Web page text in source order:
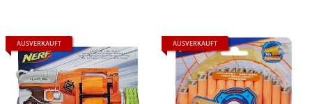
AUSVERKAUFT AUSVERKAUFT